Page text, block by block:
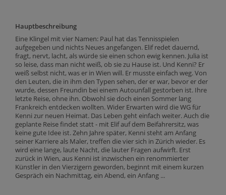
Hauptbeschreibung
Eine Klingel mit vier Namen: Paul hat das Tennisspielen
aufgegeben und nichts Neues angefangen. Elif redet dauernd,
fragt, nervt, lacht, als würde sie einen schon ewig kennen. Julia ist
so leise, dass man nicht weiß, ob sie zu Hause ist. Und Kenni? Er
weiß selbst nicht, was er in Wien will. Er musste einfach weg. Von
den Leuten, die in ihm den Typen sehen, der er war, bevor er der
wurde, dessen Freundin bei einem Autounfall gestorben ist. Ihre
letzte Reise, ohne ihn. Obwohl sie doch einen Sommer lang
Frankreich entdecken wollten. Wider Erwarten wird die WG für
Kenni zur neuen Heimat. Das Leben geht einfach weiter. Auch die
geplante Reise findet statt - mit Elif auf dem Beifahrersitz, was
keine gute Idee ist. Zehn Jahre später, Kenni steht am Anfang
seiner Karriere als Maler, treffen die vier sich in Zürich wieder. Es
wird eine lange, laute Nacht, die lauter Fragen aufwirft. Erst
zurück in Wien, aus Kenni ist inzwischen ein renommierter
Künstler in den Vierzigern geworden, beginnt mit einem kurzen
Gespräch ein Nachmittag, ein Abend, ein Anfang ...